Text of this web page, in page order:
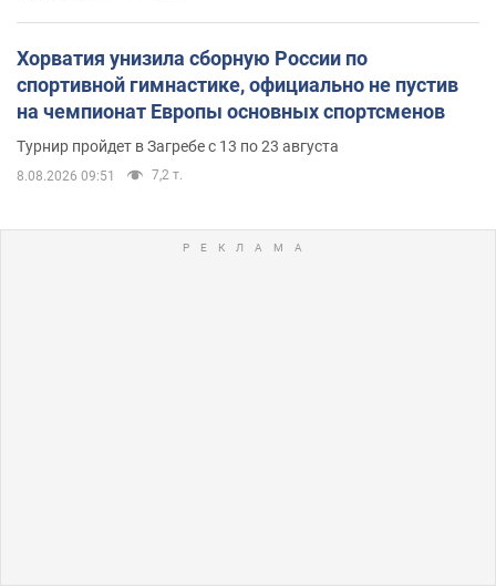
Хорватия унизила сборную России по
спортивной гимнастике, официально не пустив
на чемпионат Европы основных спортсменов
Турнир пройдет в Загребе с 13 по 23 августа
8.08.2026 09:51 7,2 т.